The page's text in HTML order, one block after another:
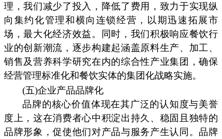
理，我们减少了投入，降低了费用，致力于实现纵
向集约化管理和横向连锁经营，以期迅速拓展市
场，最大化经济效益。同时，我们积极响应餐饮行
业的创新潮流，逐步构建起涵盖原料生产、加工、
销售及营养科学研究在内的综合性产业集团，确保
经营管理标准化和餐饮实体的集团化战略实施。
(五)企业产品品牌化
品牌的核心价值体现在其广泛的认知度与美誉
度上，这在消费者心中积淀出持久、稳固且独特的
品牌形象，促使他们对产品与服务产生认同。品牌